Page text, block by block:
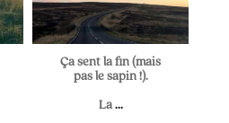
Ça sent la fin (mais
pas le sapin !).
La ...